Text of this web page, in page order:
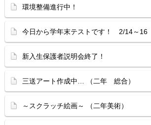
環境整備進行中！
今日から学年末テストです！ 2/14～16
新入生保護者説明会終了！
三送アート作成中… （二年 総合）
～スクラッチ絵画～ （二年美術）